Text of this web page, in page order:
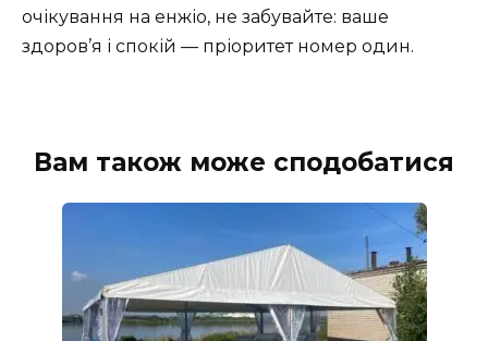
очікування на енжіо, не забувайте: ваше
здоров’я і спокій — пріоритет номер один.
Вам також може сподобатися